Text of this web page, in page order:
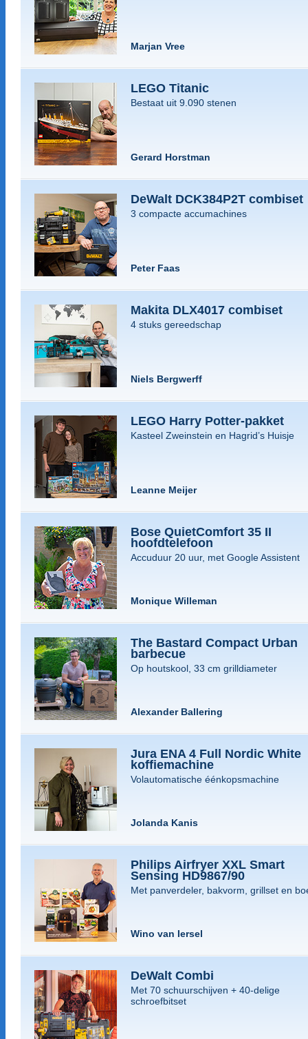
Marjan Vree
LEGO Titanic
Bestaat uit 9.090 stenen
Gerard Horstman
DeWalt DCK384P2T combiset
3 compacte accumachines
Peter Faas
Makita DLX4017 combiset
4 stuks gereedschap
Niels Bergwerff
LEGO Harry Potter-pakket
Kasteel Zweinstein en Hagrid’s Huisje
Leanne Meijer
Bose QuietComfort 35 II
hoofdtelefoon
Accuduur 20 uur, met Google Assistent
Monique Willeman
The Bastard Compact Urban
barbecue
Op houtskool, 33 cm grilldiameter
Alexander Ballering
Jura ENA 4 Full Nordic White
koffiemachine
Volautomatische éénkopsmachine
Jolanda Kanis
Philips Airfryer XXL Smart
Sensing HD9867/90
Met panverdeler, bakvorm, grillset en
Wino van Iersel
DeWalt Combi
Met 70 schuurschijven + 40-delige
schroefbitset